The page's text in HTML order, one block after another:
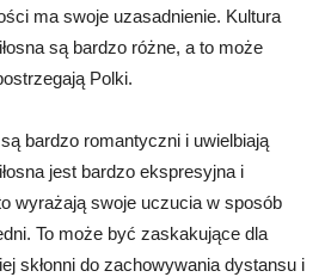
ma swoje uzasadnienie. Kultura
są bardzo różne, a to może
Polki.
bardzo romantyczni i uwielbiają
jest bardzo ekspresyjna i
wyrażają swoje uczucia w sposób
To może być zaskakujące dla
skłonni do zachowywania dystansu i